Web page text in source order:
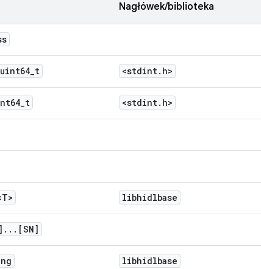
Nagłówek/biblioteka
uint64_t <stdint. h>
_t <stdint. h>
libhidlbase
. . . [SN]
libhidlbase